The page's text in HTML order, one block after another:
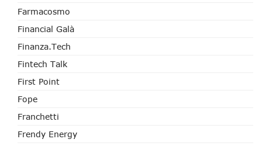
Farmacosmo
Financial Galà
Finanza.tech
Fintech Talk
First Point
Fope
Franchetti
Frendy Energy